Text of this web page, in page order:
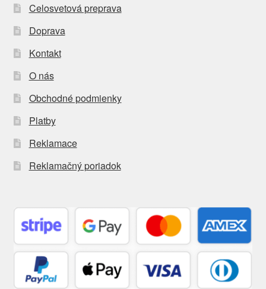
Celosvetová preprava
Doprava
Kontakt
O nás
Obchodné podmienky
Platby
Reklamace
Reklamačný poriadok